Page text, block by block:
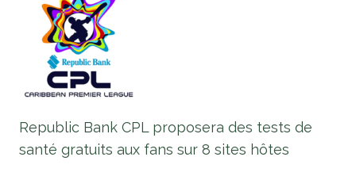
Republic Bank CPL proposera des tests de
santé gratuits aux fans sur 8 sites hôtes